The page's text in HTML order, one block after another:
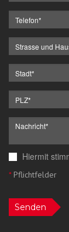
Hiermit
*Pflichtfelder
Senden